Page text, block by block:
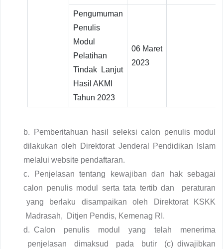
Pengumuman
Penulis
Modul
Pelatihan
Tindak Lanjut
Hasil AKMI
Tahun 2023
06 Maret
2023
b. Pemberitahuan hasil seleksi calon penulis modul
dilakukan oleh Direktorat Jenderal Pendidikan Islam
melalui website pendaftaran.
c. Penjelasan tentang kewajiban dan hak sebagai
calon penulis modul serta tata tertib dan peraturan
yang berlaku disampaikan oleh Direktorat KSKK
Madrasah, Ditjen Pendis, Kemenag RI.
d. Calon penulis modul yang telah menerima
penjelasan dimaksud pada butir (c) diwajibkan